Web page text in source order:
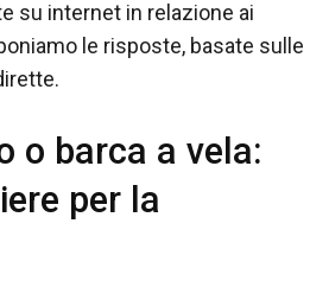
su internet in relazione ai
le risposte, basate sulle
o barca a vela:
per la